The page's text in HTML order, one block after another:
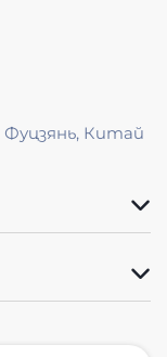
Фуцзянь, Китай